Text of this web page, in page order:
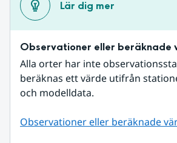
Lär dig mer
Observationer eller beräknade
Alla orter har inte
beräknas ett värde utifrån
och modelldata.
Observationer eller beräknade